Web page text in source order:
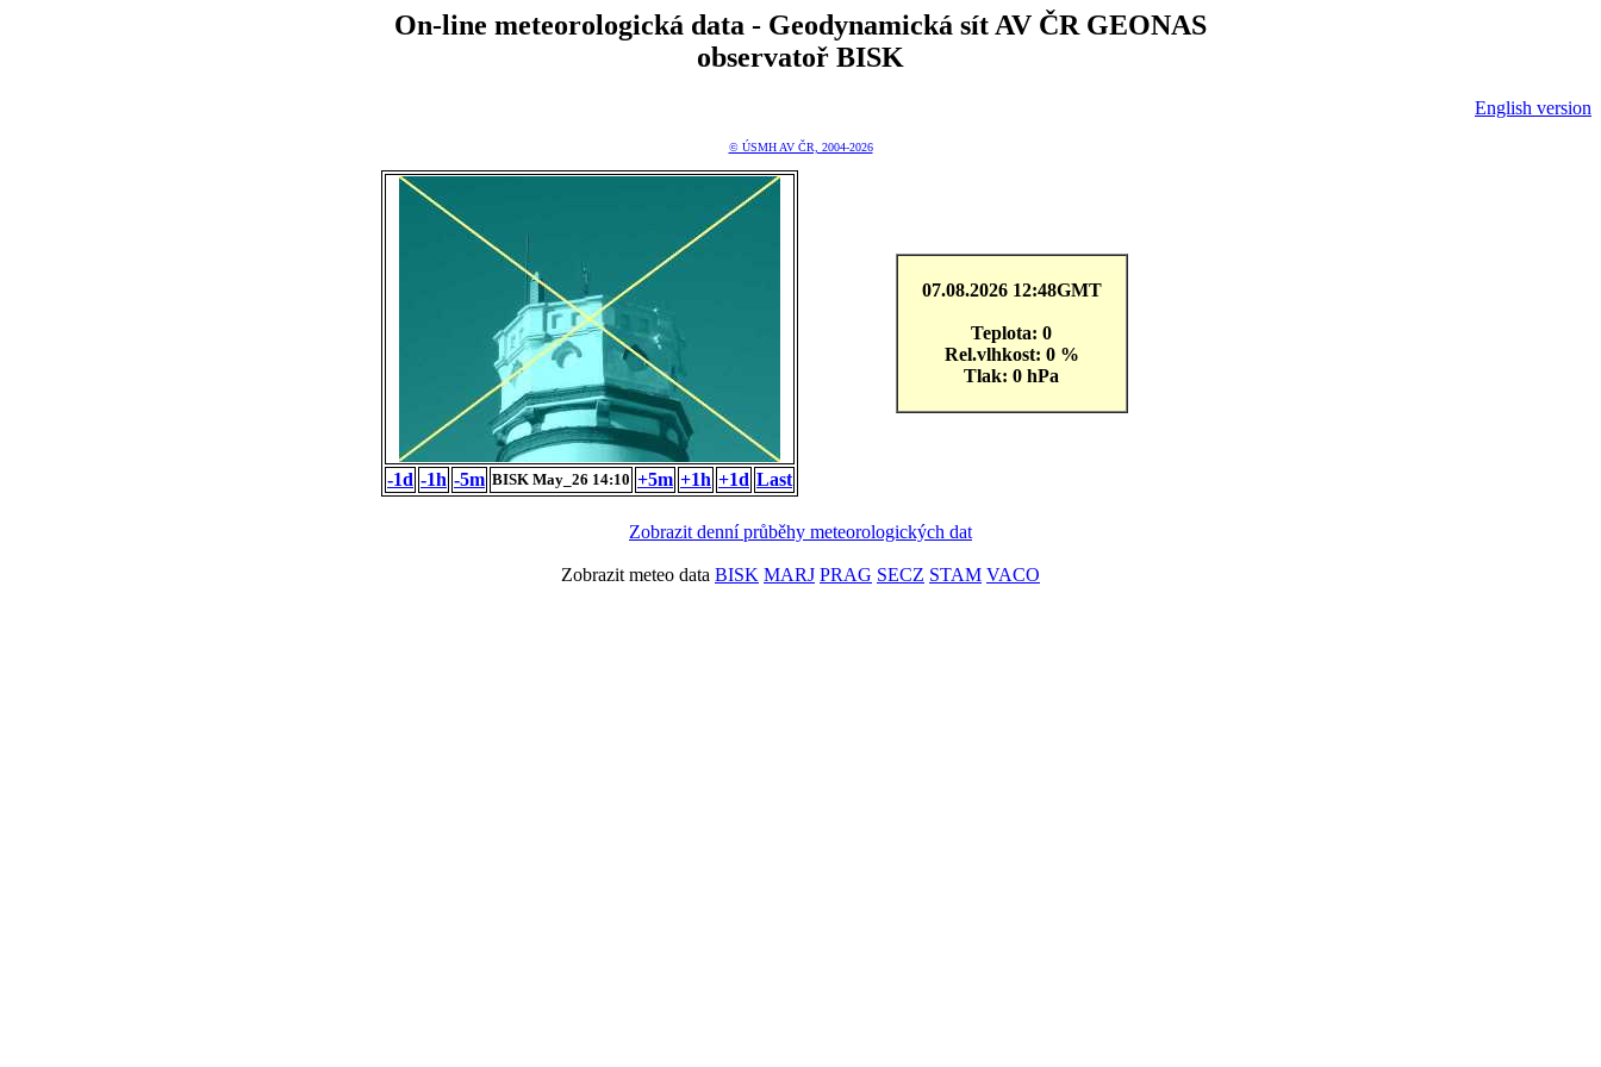
On-line meteorologická data - Geodynamická sít AV ČR GEONAS
observatoř BISK
English version
© ÚSMH AV ČR, 2004-2026
-1d -1h -5m BISK May_26 14:10 +5m +1h +1d Last
07.08.2026 12:48GMT
Teplota: 0
Rel.vlhkost: 0 %
Tlak: 0 hPa
Zobrazit denní průběhy meteorologických dat
Zobrazit meteo data BISK MARJ PRAG SECZ STAM VACO